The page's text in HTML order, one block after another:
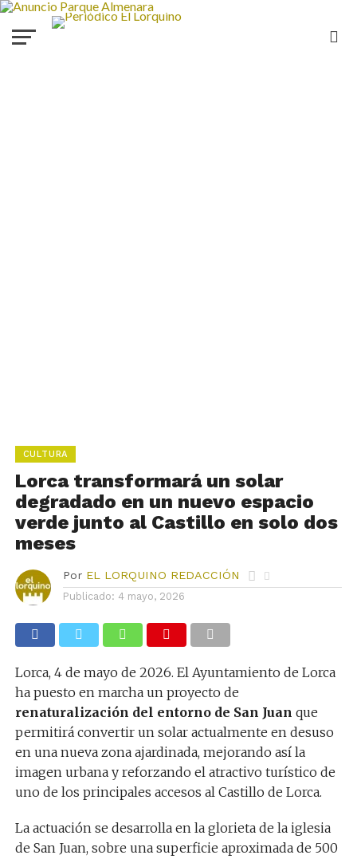
CULTURA
Lorca transformará un solar
degradado en un nuevo espacio
verde junto al Castillo en solo dos
meses
Por EL LORQUINO REDACCIÓN
Publicado: 4 mayo, 2026
Lorca, 4 de mayo de 2026. El Ayuntamiento de Lorca
ha puesto en marcha un proyecto de
renaturalización del entorno de San Juan que
permitirá convertir un solar actualmente en desuso
en una nueva zona ajardinada, mejorando así la
imagen urbana y reforzando el atractivo turístico de
uno de los principales accesos al Castillo de Lorca.
La actuación se desarrolla en la glorieta de la iglesia
de San Juan, sobre una superficie aproximada de 500